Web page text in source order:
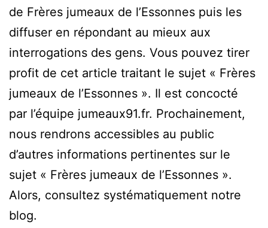
de Frères jumeaux de l’Essonnes puis les
diffuser en répondant au mieux aux
interrogations des gens. Vous pouvez tirer
profit de cet article traitant le sujet « Frères
jumeaux de l’Essonnes ». Il est concocté
par l’équipe jumeaux91.fr. Prochainement,
nous rendrons accessibles au public
d’autres informations pertinentes sur le
sujet « Frères jumeaux de l’Essonnes ».
Alors, consultez systématiquement notre
blog.